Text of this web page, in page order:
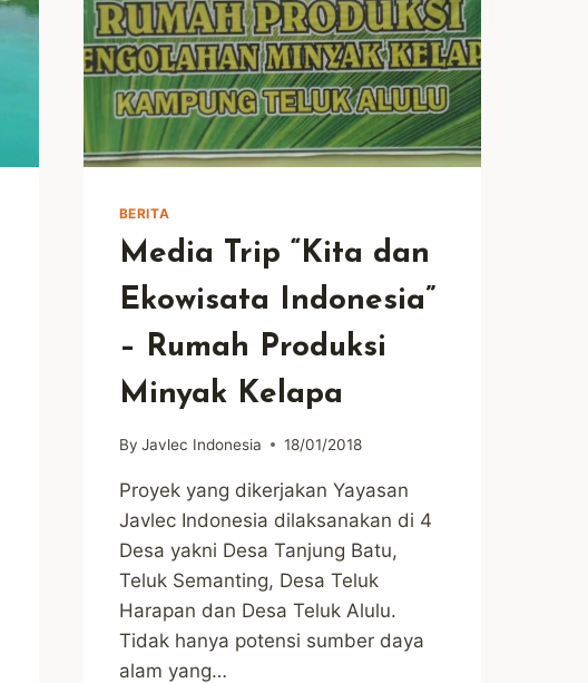
BERITA
Media Trip “Kita dan
Ekowisata Indonesia”
– Rumah Produksi
Minyak Kelapa
By Javlec Indonesia 18/01/2018
Proyek yang dikerjakan Yayasan
Javlec Indonesia dilaksanakan di 4
Desa yakni Desa Tanjung Batu,
Teluk Semanting, Desa Teluk
Harapan dan Desa Teluk Alulu.
Tidak hanya potensi sumber daya
alam yang…